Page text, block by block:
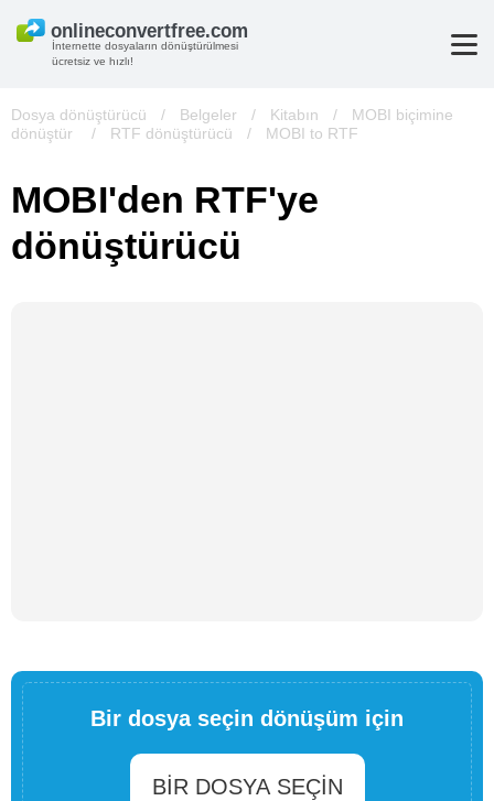
İnternette dosyaların dönüştürülmesi
ücretsiz ve hızlı!
Dosya dönüştürücü / Belgeler / Kitabın /
MOBI biçimine
dönüştür
/ RTF dönüştürücü / MOBI to RTF
MOBI'den RTF'ye
dönüştürücü
Bir dosya seçin dönüşüm için
BIR DOSYA SEÇIN